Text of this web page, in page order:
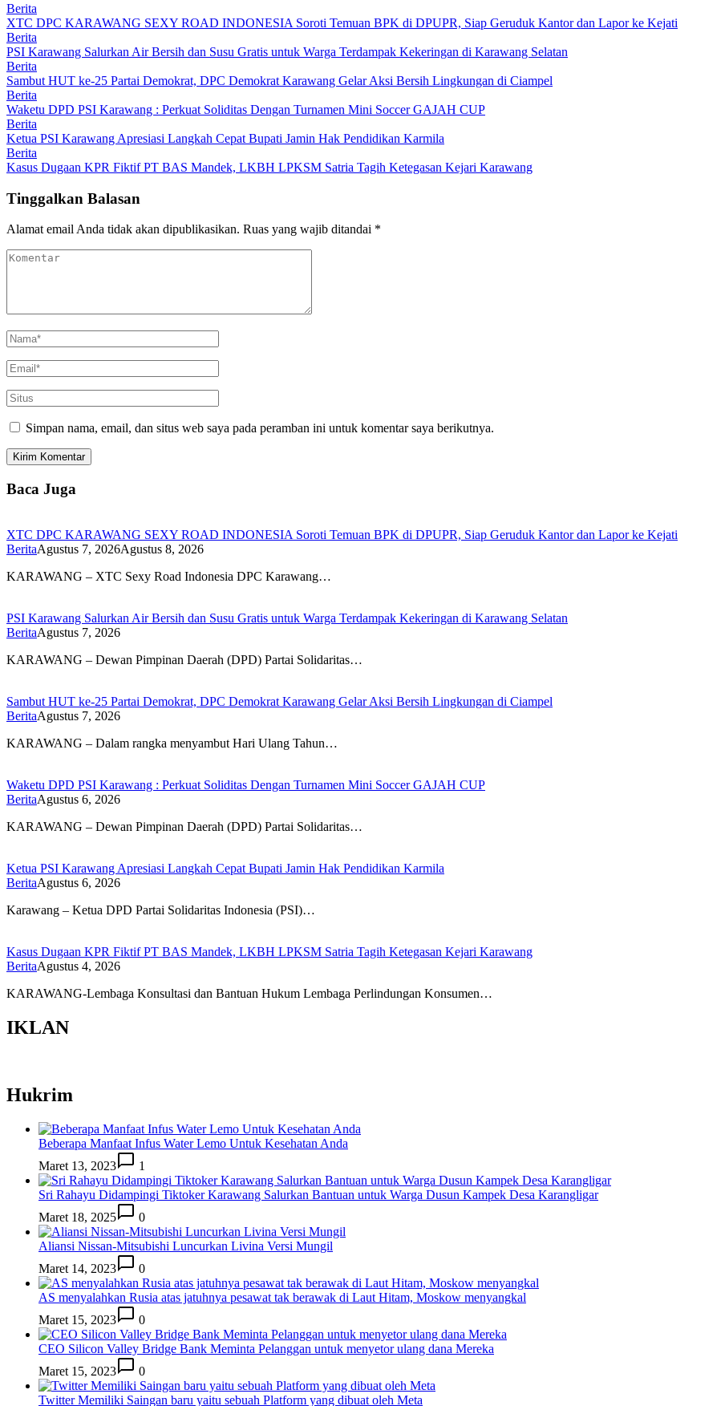
Berita
XTC DPC KARAWANG SEXY ROAD INDONESIA Soroti Temuan BPK di DPUPR, Siap Geruduk Kantor dan Lapor ke Kejati
Berita
PSI Karawang Salurkan Air Bersih dan Susu Gratis untuk Warga Terdampak Kekeringan di Karawang Selatan
Berita
Sambut HUT ke-25 Partai Demokrat, DPC Demokrat Karawang Gelar Aksi Bersih Lingkungan di Ciampel
Berita
Waketu DPD PSI Karawang : Perkuat Soliditas Dengan Turnamen Mini Soccer GAJAH CUP
Berita
Ketua PSI Karawang Apresiasi Langkah Cepat Bupati Jamin Hak Pendidikan Karmila
Berita
Kasus Dugaan KPR Fiktif PT BAS Mandek, LKBH LPKSM Satria Tagih Ketegasan Kejari Karawang
Tinggalkan Balasan
Alamat email Anda tidak akan dipublikasikan. Ruas yang wajib ditandai *
Simpan nama, email, dan situs web saya pada peramban ini untuk komentar saya berikutnya.
Baca Juga
XTC DPC KARAWANG SEXY ROAD INDONESIA Soroti Temuan BPK di DPUPR, Siap Geruduk Kantor dan Lapor ke Kejati
BeritaAgustus 7, 2026Agustus 8, 2026
KARAWANG – XTC Sexy Road Indonesia DPC Karawang…
PSI Karawang Salurkan Air Bersih dan Susu Gratis untuk Warga Terdampak Kekeringan di Karawang Selatan
BeritaAgustus 7, 2026
KARAWANG – Dewan Pimpinan Daerah (DPD) Partai Solidaritas…
Sambut HUT ke-25 Partai Demokrat, DPC Demokrat Karawang Gelar Aksi Bersih Lingkungan di Ciampel
BeritaAgustus 7, 2026
KARAWANG – Dalam rangka menyambut Hari Ulang Tahun…
Waketu DPD PSI Karawang : Perkuat Soliditas Dengan Turnamen Mini Soccer GAJAH CUP
BeritaAgustus 6, 2026
KARAWANG – Dewan Pimpinan Daerah (DPD) Partai Solidaritas…
Ketua PSI Karawang Apresiasi Langkah Cepat Bupati Jamin Hak Pendidikan Karmila
BeritaAgustus 6, 2026
Karawang – Ketua DPD Partai Solidaritas Indonesia (PSI)…
Kasus Dugaan KPR Fiktif PT BAS Mandek, LKBH LPKSM Satria Tagih Ketegasan Kejari Karawang
BeritaAgustus 4, 2026
KARAWANG-Lembaga Konsultasi dan Bantuan Hukum Lembaga Perlindungan Konsumen…
IKLAN
Hukrim
Beberapa Manfaat Infus Water Lemo Untuk Kesehatan Anda
Maret 13, 2023
1
Sri Rahayu Didampingi Tiktoker Karawang Salurkan Bantuan untuk Warga Dusun Kampek Desa Karangligar
Maret 18, 2025
0
Aliansi Nissan-Mitsubishi Luncurkan Livina Versi Mungil
Maret 14, 2023
0
AS menyalahkan Rusia atas jatuhnya pesawat tak berawak di Laut Hitam, Moskow menyangkal
Maret 15, 2023
0
CEO Silicon Valley Bridge Bank Meminta Pelanggan untuk menyetor ulang dana Mereka
Maret 15, 2023
0
Twitter Memiliki Saingan baru yaitu sebuah Platform yang dibuat oleh Meta